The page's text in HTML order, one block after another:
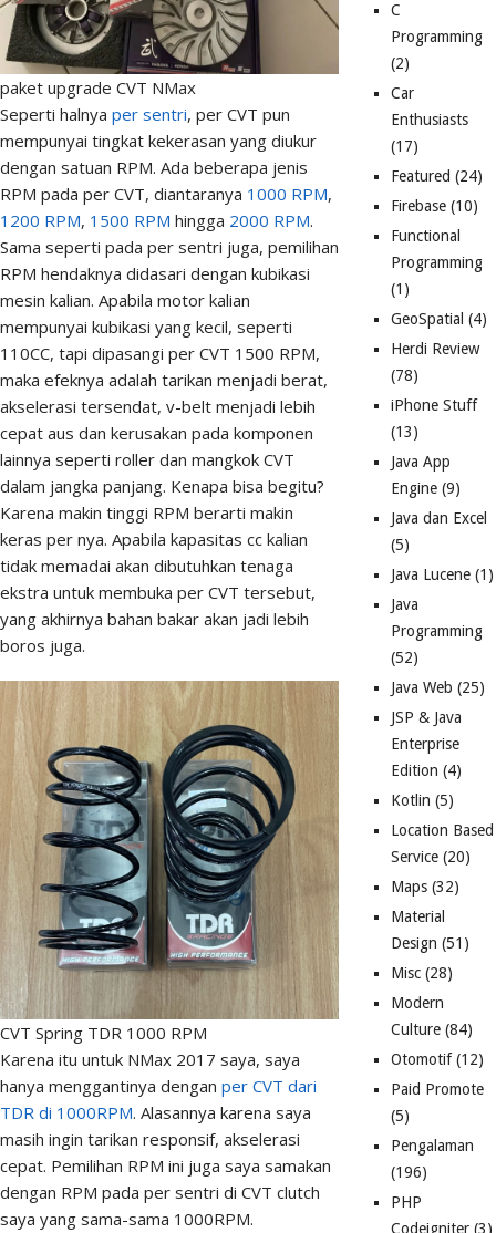
paket upgrade CVT NMax
Seperti halnya per sentri, per CVT pun
mempunyai tingkat kekerasan yang diukur
dengan satuan RPM. Ada beberapa jenis
RPM pada per CVT, diantaranya 1000 RPM,
1200 RPM, 1500 RPM hingga 2000 RPM.
Sama seperti pada per sentri juga, pemilihan
RPM hendaknya didasari dengan kubikasi
mesin kalian. Apabila motor kalian
mempunyai kubikasi yang kecil, seperti
110CC, tapi dipasangi per CVT 1500 RPM,
maka efeknya adalah tarikan menjadi berat,
akselerasi tersendat, v-belt menjadi lebih
cepat aus dan kerusakan pada komponen
lainnya seperti roller dan mangkok CVT
dalam jangka panjang. Kenapa bisa begitu?
Karena makin tinggi RPM berarti makin
keras per nya. Apabila kapasitas cc kalian
tidak memadai akan dibutuhkan tenaga
ekstra untuk membuka per CVT tersebut,
yang akhirnya bahan bakar akan jadi lebih
boros juga.
CVT Spring TDR 1000 RPM
Karena itu untuk NMax 2017 saya, saya
hanya menggantinya dengan per CVT dari
TDR di 1000RPM. Alasannya karena saya
masih ingin tarikan responsif, akselerasi
cepat. Pemilihan RPM ini juga saya samakan
dengan RPM pada per sentri di CVT clutch
saya yang sama-sama 1000RPM.
C
Programming
(2)
Car
Enthusiasts
(17)
Featured (24)
Firebase (10)
Functional
Programming
(1)
GeoSpatial (4)
Herdi Review
(78)
iPhone Stuff
(13)
Java App
Engine (9)
Java dan Excel
(5)
Java Lucene (1)
Java
Programming
(52)
Java Web (25)
JSP & Java
Enterprise
Edition (4)
Kotlin (5)
Location Based
Service (20)
Maps (32)
Material
Design (51)
Misc (28)
Modern
Culture (84)
Otomotif(12)
Paid Promote
(5)
Pengalaman
(196)
PHP
Codeigniter (3)